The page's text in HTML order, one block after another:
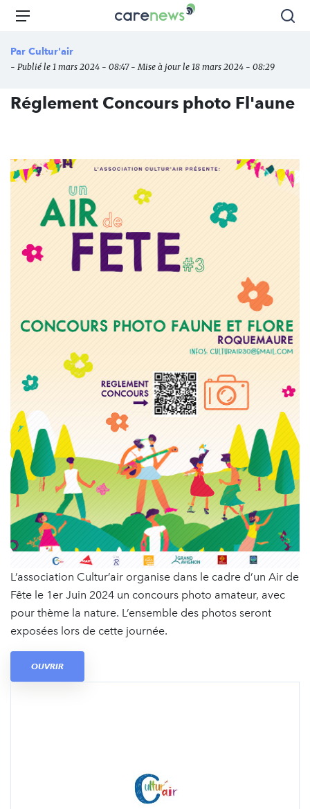
Aller
principal
Carenews,
des
l'engagement
Menu
Par Cultur'air
- Publié le 1 mars 2024 - 08:47 - Mise à jour le 18 mars 2024 - 08:29
Réglement Concours photo Fl'aune
L’association Cultur’air organise dans le cadre d’un Air de
Fête le 1er Juin 2024 un concours photo amateur, avec
pour thème la nature. L’ensemble des photos seront
exposées lors de cette journée.
OUVRIR